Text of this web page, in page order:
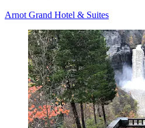
Arnot Grand Hotel & Suites